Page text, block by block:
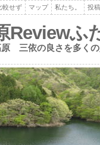
較せず マップ 私たち。 投
Reviewふ
三依の良さを多く